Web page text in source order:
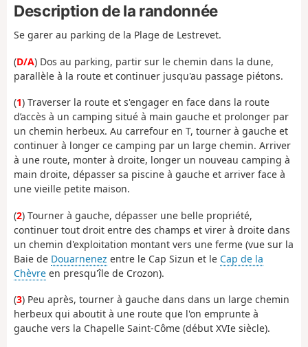
Description de la randonnée
Se garer au parking de la Plage de Lestrevet.
(D/A) Dos au parking, partir sur le chemin dans la dune,
parallèle à la route et continuer jusqu'au passage piétons.
(1) Traverser la route et s'engager en face dans la route
d’accès à un camping situé à main gauche et prolonger par
un chemin herbeux. Au carrefour en T, tourner à gauche et
continuer à longer ce camping par un large chemin. Arriver
à une route, monter à droite, longer un nouveau camping à
main droite, dépasser sa piscine à gauche et arriver face à
une vieille petite maison.
(2) Tourner à gauche, dépasser une belle propriété,
continuer tout droit entre des champs et virer à droite dans
un chemin d'exploitation montant vers une ferme (vue sur la
Baie de Douarnenez entre le Cap Sizun et le Cap de la
Chèvre en presqu'île de Crozon).
(3) Peu après, tourner à gauche dans dans un large chemin
herbeux qui aboutit à une route que l'on emprunte à
gauche vers la Chapelle Saint-Côme (début XVIe siècle).